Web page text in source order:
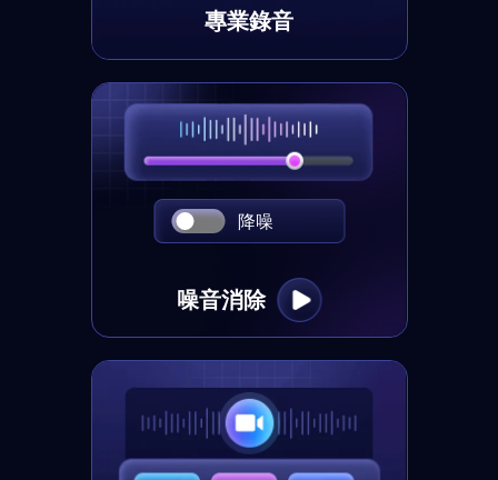
專業錄音
降噪
噪音消除